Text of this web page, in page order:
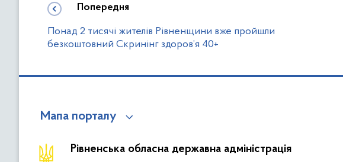
Попередня
Понад 2 тисячі жителів Рівненщини вже пройшли
безкоштовний Скринінг здоров’я 40+
Мапа порталу
Рівненська обласна державна адміністрація